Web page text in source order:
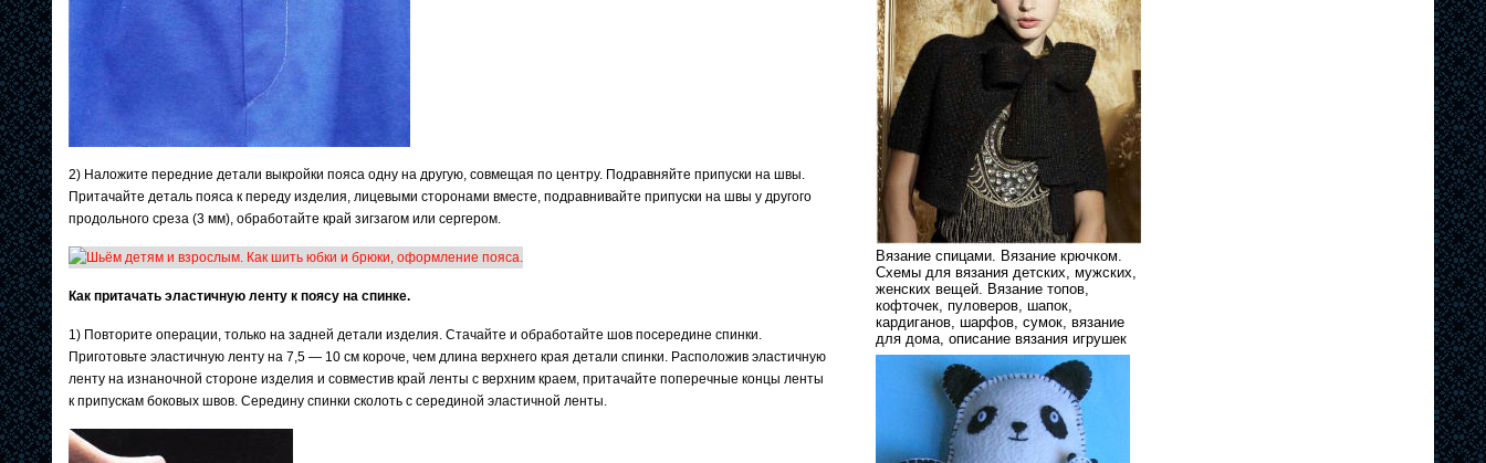
2) Наложите передние детали выкройки пояса одну на другую, совмещая по центру. Подравняйте припуски на швы.
Притачайте деталь пояса к переду изделия, лицевыми сторонами вместе, подравнивайте припуски на швы у другого
продольного среза (3 мм), обработайте край зигзагом или сергером.
Как притачать эластичную ленту к поясу на спинке.
1) Повторите операции, только на задней детали изделия. Стачайте и обработайте шов посередине спинки.
Приготовьте эластичную ленту на 7,5 — 10 см короче, чем длина верхнего края детали спинки. Расположив эластичную
ленту на изнаночной стороне изделия и совместив край ленты с верхним краем, притачайте поперечные концы ленты
к припускам боковых швов. Середину спинки сколоть с серединой эластичной ленты.
Вязание спицами. Вязание крючком.
Схемы для вязания детских, мужских,
женских вещей. Вязание топов,
кофточек, пуловеров, шапок,
кардиганов, шарфов, сумок, вязание
для дома, описание вязания игрушек